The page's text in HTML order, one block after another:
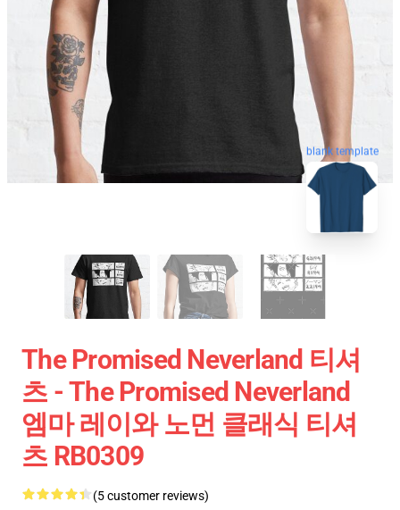
blank template
The Promised Neverland 티셔
츠 - The Promised Neverland
엠마 레이와 노먼 클래식 티셔
츠 RB0309
(5 customer reviews)